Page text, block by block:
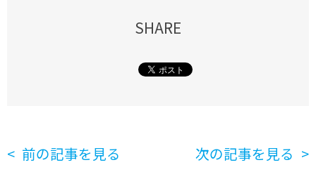
SHARE
前の記事を見る 次の記事を見る